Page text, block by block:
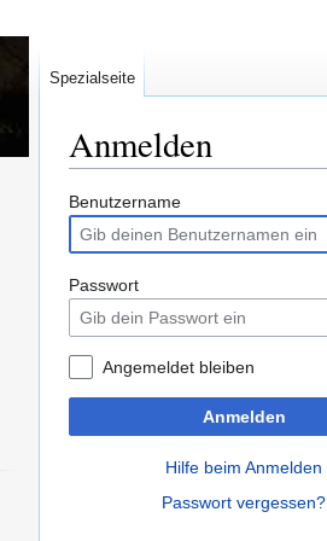
Anmelden
Zur
Navigation
springen
Zur
Suche
springen
Benutzername
Passwort
Angemeldet bleiben
Anmelden
Hilfe beim Anmelden
Passwort vergessen?
Spezialseite